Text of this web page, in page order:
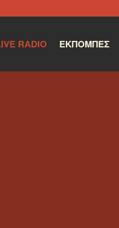
RADIO ΕΚΠΟΜΠΈΣ